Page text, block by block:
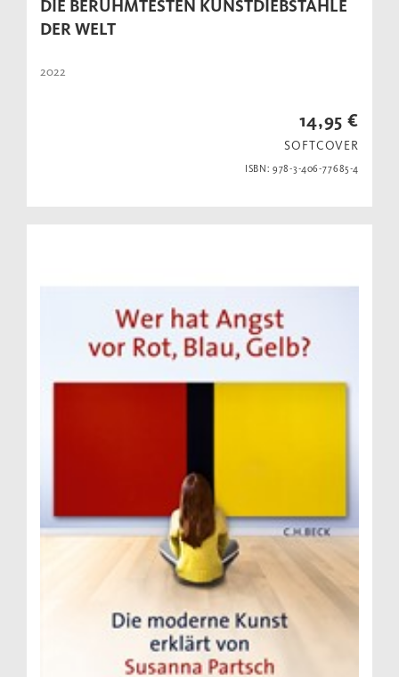
DIE BERÜHMTESTEN KUNSTDIEBSTÄHLE
DER WELT
2022
14,95 €
SOFTCOVER
ISBN: 978-3-406-77685-4